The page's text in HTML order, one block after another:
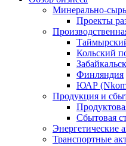
Минерально-
Проекты
Кольский
Финляндия
ЮАР
Продукция и
Сбытовая
Энергетические
Транспортные